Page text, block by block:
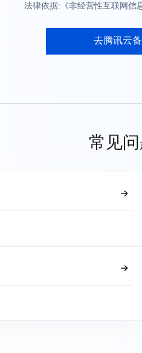
法律依据:《非经营性互联网信
去腾讯云
常见